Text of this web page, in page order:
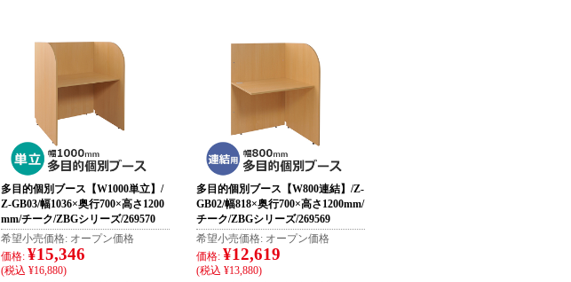
多目的個別ブース【W1000単立】/
Z-GB03/幅1036×奥行700×高さ1200
mm/チーク/ZBGシリーズ/269570
希望小売価格: オープン価格
価格: ¥15,346
(税込 ¥16,880)
多目的個別ブース【W800連結】/Z-
GB02/幅818×奥行700×高さ1200mm/
チーク/ZBGシリーズ/269569
希望小売価格: オープン価格
価格: ¥12,619
(税込 ¥13,880)